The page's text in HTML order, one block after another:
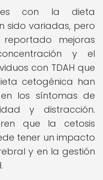
con la dieta
sido variadas, pero
mejoras
y el
con TDAH que
cetogénica han
los síntomas de
y distracción.
que la cetosis
tener un impacto
y en la gestión